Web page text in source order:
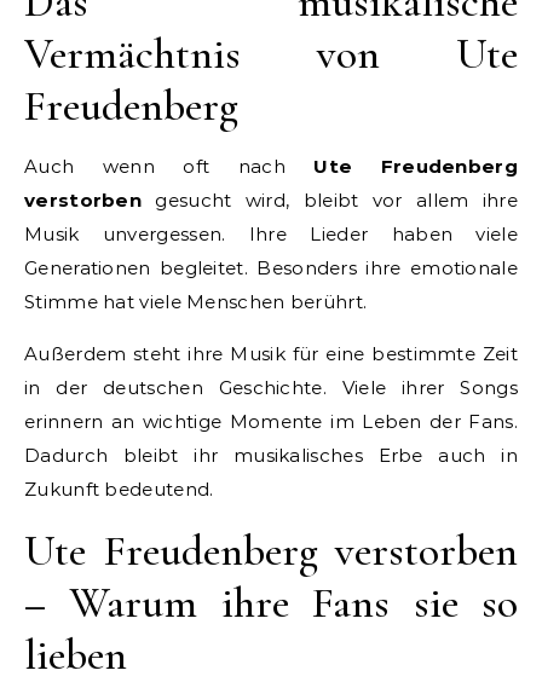
Vermächtnis von Ute
Freudenberg
Auch wenn oft nach Ute Freudenberg
verstorben gesucht wird, bleibt vor allem ihre
Musik unvergessen. Ihre Lieder haben viele
Generationen begleitet. Besonders ihre emotionale
Stimme hat viele Menschen berührt.
Außerdem steht ihre Musik für eine bestimmte Zeit
in der deutschen Geschichte. Viele ihrer Songs
erinnern an wichtige Momente im Leben der Fans.
Dadurch bleibt ihr musikalisches Erbe auch in
Zukunft bedeutend.
Ute Freudenberg verstorben
– Warum ihre Fans sie so
lieben